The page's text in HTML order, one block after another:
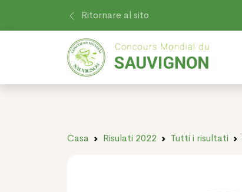
Ritornare al sito
Casa Risulati 2022 Tutti i risultati